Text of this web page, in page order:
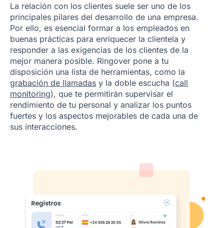
La relación con los clientes suele ser uno de los
principales pilares del desarrollo de una empresa.
Por ello, es esencial formar a los empleados en
buenas prácticas para enriquecer la clientela y
responder a las exigencias de los clientes de la
mejor manera posible. Ringover pone a tu
disposición una lista de herramientas, como la
grabación de llamadas y la doble escucha (call
monitoring), que te permitirán supervisar el
rendimiento de tu personal y analizar los puntos
fuertes y los aspectos mejorables de cada una de
sus interacciones.